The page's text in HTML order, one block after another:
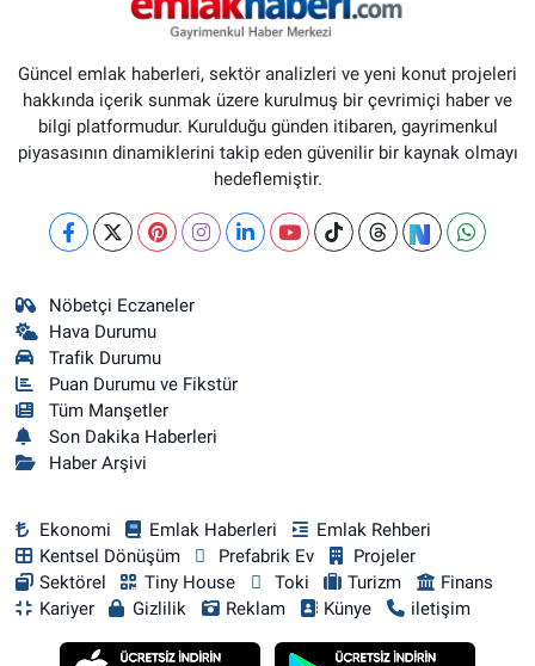
Güncel emlak haberleri, sektör analizleri ve yeni konut projeleri
hakkında içerik sunmak üzere kurulmuş bir çevrimiçi haber ve
bilgi platformudur. Kurulduğu günden itibaren, gayrimenkul
piyasasının dinamiklerini takip eden güvenilir bir kaynak olmayı
hedeflemiştir.
Nöbetçi Eczaneler
Hava Durumu
Trafik Durumu
Puan Durumu ve Fikstür
Tüm Manşetler
Son Dakika Haberleri
Haber Arşivi
Ekonomi Emlak Haberleri
Emlak Rehberi
Kentsel Dönüşüm
Prefabrik Ev
Projeler
Sektörel
Tiny House Toki Turizm
Finans
Kariyer
Gizlilik Reklam Künye iletişim